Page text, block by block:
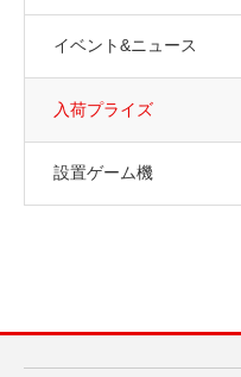
イベント&ニュース
入荷プライズ
設置ゲーム機